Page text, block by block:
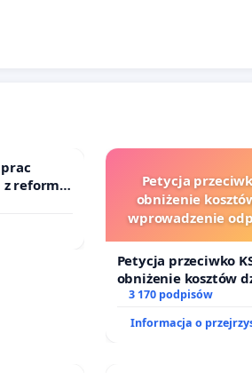
reformą
Petycja
obniżenie
wprowadzenie
i
Petycja przeciwko
obniżenie kosztów
wprowadzenie
finansowej
sędziów
3 170 podpisów
Informacja o